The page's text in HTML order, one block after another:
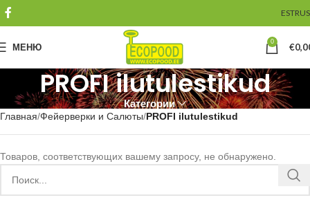
ESTRUS
МЕНЮ 0 €
PROFI ilutulestikud
Категории
Главная Фейерверки и Салюты PROFI ilutulestikud
Товаров, соответствующих вашему запросу, не обнаружено.